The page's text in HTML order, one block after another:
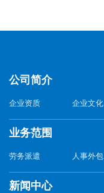
公司简介
企业资质 企业文化
业务范围
劳务派遣 人事外包
新闻中心